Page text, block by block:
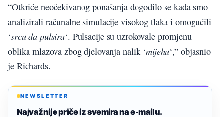
“Otkriće neočekivanog ponašanja dogodilo se kada smo
analizirali računalne simulacije visokog tlaka i omogućili
‘srcu da pulsira‘. Pulsacije su uzrokovale promjenu
oblika mlazova zbog djelovanja nalik ‘mijehu‘,” objasnio
je Richards.
NEWSLETTER
Najvažnije priče iz svemira na e-mailu.